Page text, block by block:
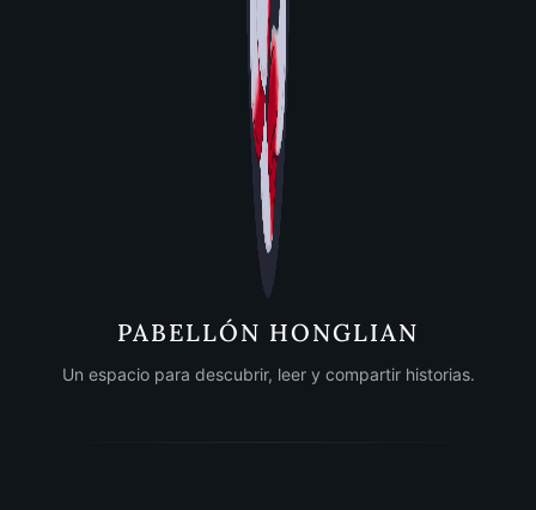
PABELLÓN HONGLIAN
Un espacio para descubrir, leer y compartir historias.